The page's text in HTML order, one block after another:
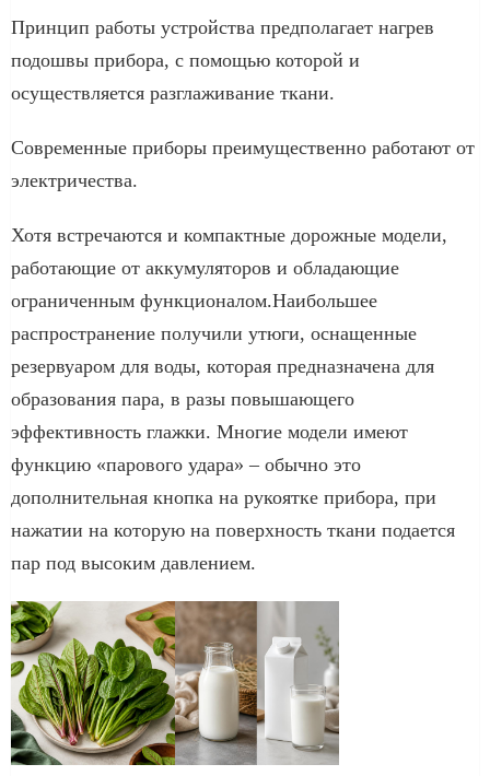
Принцип работы устройства предполагает нагрев
подошвы прибора, с помощью которой и
осуществляется разглаживание ткани.
Современные приборы преимущественно работают от
электричества.
Хотя встречаются и компактные дорожные модели,
работающие от аккумуляторов и обладающие
ограниченным функционалом.Наибольшее
распространение получили утюги, оснащенные
резервуаром для воды, которая предназначена для
образования пара, в разы повышающего
эффективность глажки. Многие модели имеют
функцию «парового удара» – обычно это
дополнительная кнопка на рукоятке прибора, при
нажатии на которую на поверхность ткани подается
пар под высоким давлением.